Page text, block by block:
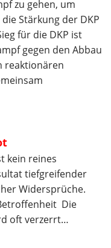
zu gehen, um
Stärkung der DKP
für die DKP ist
gegen den Abbau
reaktionären
kein reines
tiefgreifender
Widersprüche.
Die
oft verzerrt…